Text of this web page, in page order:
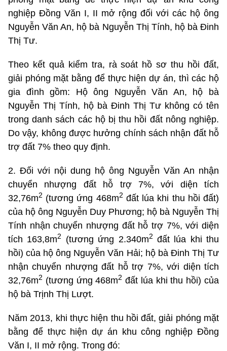
nghiệp Đồng Văn I, II mở rộng đối với các hộ ông
Nguyễn Văn An, hộ bà Nguyễn Thị Tính, hộ bà Đinh
Thị Tư.
Theo kết quả kiểm tra, rà soát hồ sơ thu hồi đất,
giải phóng mặt bằng để thực hiện dự án, thì các hộ
gia đình gồm: Hộ ông Nguyễn Văn An, hộ bà
Nguyễn Thị Tính, hộ bà Đinh Thị Tư không có tên
trong danh sách các hộ bị thu hồi đất nông nghiệp.
Do vậy, không được hưởng chính sách nhận đất hỗ
trợ đất 7% theo quy định.
2. Đối với nội dung hộ ông Nguyễn Văn An nhận
chuyển nhượng đất hỗ trợ 7%, với diện tích
32,76m2 (tương ứng 468m2 đất lúa khi thu hồi đất)
của hộ ông Nguyễn Duy Phương; hộ bà Nguyễn Thị
Tính nhận chuyển nhượng đất hỗ trợ 7%, với diện
tích 163,8m2 (tương ứng 2.340m2 đất lúa khi thu
hồi) của hộ ông Nguyễn Văn Hải; hộ bà Đinh Thị Tư
nhận chuyển nhượng đất hỗ trợ 7%, với diện tích
32,76m2 (tương ứng 468m2 đất lúa khi thu hồi) của
hộ bà Trịnh Thị Lượt.
Năm 2013, khi thực hiện thu hồi đất, giải phóng mặt
bằng để thực hiện dự án khu công nghiệp Đồng
Văn I, II mở rộng. Trong đó: